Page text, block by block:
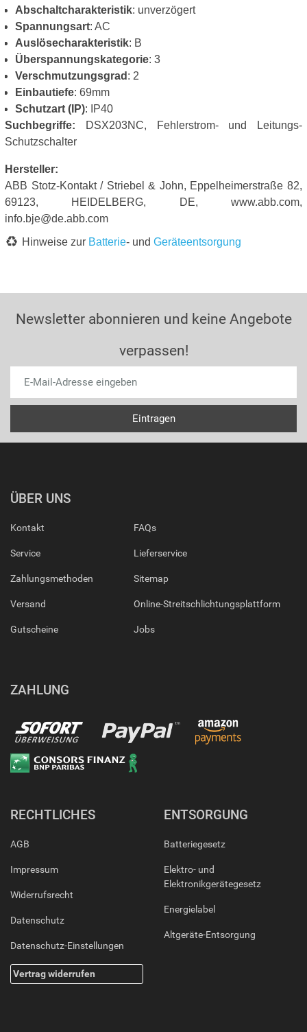
Abschaltcharakteristik: unverzögert
Spannungsart: AC
Auslösecharakteristik: B
Überspannungskategorie: 3
Verschmutzungsgrad : 2
Einbautiefe: 69mm
Schutzart (IP): IP40
Suchbegriffe: DSX203NC, Fehlerstrom- und Leitungs-
Schutzschalter
Hersteller:
ABB Stotz-Kontakt / Striebel & John, Eppelheimerstraße 82,
69123, HEIDELBERG, DE, www.abb.com,
info.bje@de.abb.com
Hinweise zur Batterie- und Geräteentsorgung
Newsletter abonnieren und keine Angebote
verpassen!
ÜBER UNS
Kontakt
Service
Zahlungsmethoden
Versand
Gutscheine
FAQs
Lieferservice
Sitemap
Online-Streitschlichtungsplattform
Jobs
ZAHLUNG
RECHTLICHES
AGB
Impressum
Widerrufsrecht
Datenschutz
Datenschutz-Einstellungen
Vertrag widerrufen
ENTSORGUNG
Batteriegesetz
Elektro- und
Elektronikgerätegesetz
Energielabel
Altgeräte-Entsorgung